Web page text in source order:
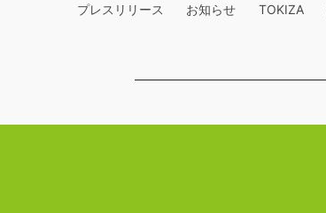
プレスリリース お知らせ TOKIZA